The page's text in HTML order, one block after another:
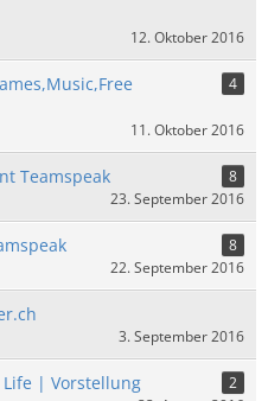
12. Oktober 2016
4
11. Oktober 2016
Teamspeak
8
23. September 2016
8
22. September 2016
3. September 2016
| Vorstellung
2